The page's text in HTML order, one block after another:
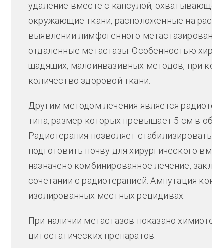
удаление вместе с капсулой,
окружающие ткани, расположенные на
выявлении лимфогенного
отдаленные метастазы. Особенностью
щадящих, малоинвазивных методов, при
количество здоровой ткани.
Другим методом лечения является
типа, размер которых превышает 5 см в
Радиотерапия позволяет
подготовить почву для хирургического
назначено комбинированное лечение,
сочетании с радиотерапией. Ампутация
изолированных местных рецидивах.
При наличии метастазов показано
цитостатических препаратов.